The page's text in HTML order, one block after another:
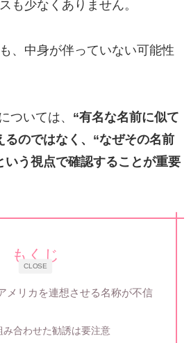
も少なくありません。
、中身が伴っていない可能性
ついては、 “有名な名前に似て
るのではなく、“なぜその名前
いう視点で確認することが重要
CLOSE
もくじ
メリカを連想させる名称が不信
み合わせた勧誘は要注意